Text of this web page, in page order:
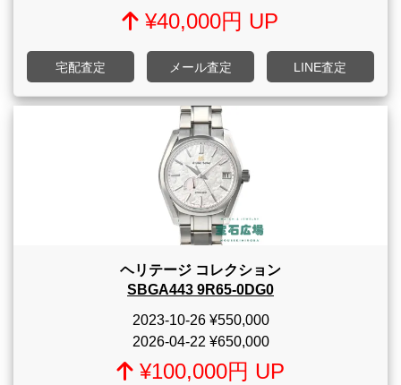
¥40,000円 UP
宅配査定 メール査定 LINE査定
ヘリテージ コレクション
SBGA443 9R65-0DG0
2023-10-26¥550,000
2026-04-22 ¥650,000
¥100,000円 UP